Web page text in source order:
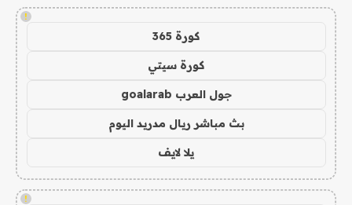
!
كورة 365
كورة سيتي
جول العرب goalarab
بث مباشر ريال مدريد اليوم
يلا لايف
!